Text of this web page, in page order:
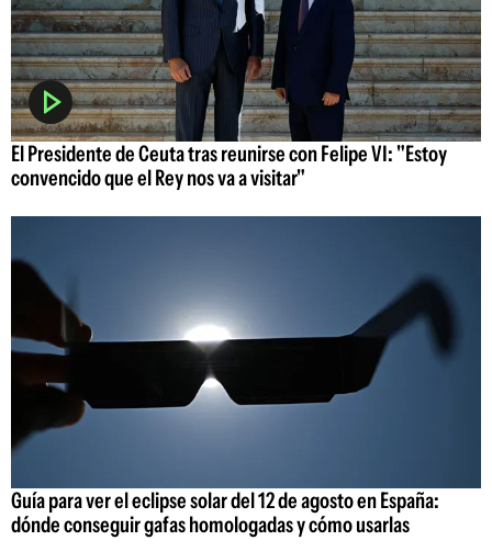
El Presidente de Ceuta tras reunirse con Felipe VI: "Estoy
convencido que el Rey nos va a visitar"
Guía para ver el eclipse solar del 12 de agosto en España:
dónde conseguir gafas homologadas y cómo usarlas